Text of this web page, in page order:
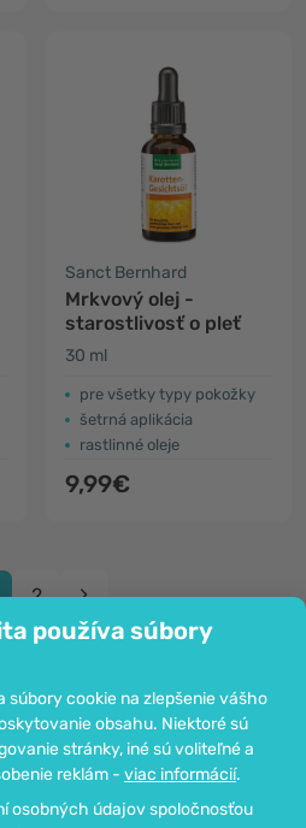
používa súbory
súbory cookie na zlepšenie vášho
obsahu. Niektoré sú
stránky, iné sú voliteľné a
reklám - viac informácií.
osobných údajov spoločnosťou
Sanct Bernhard
Mrkvový olej -
starostlivosť o pleť
30 ml
pre všetky typy pokožky
šetrná aplikácia
rastlinné oleje
9,99€
2